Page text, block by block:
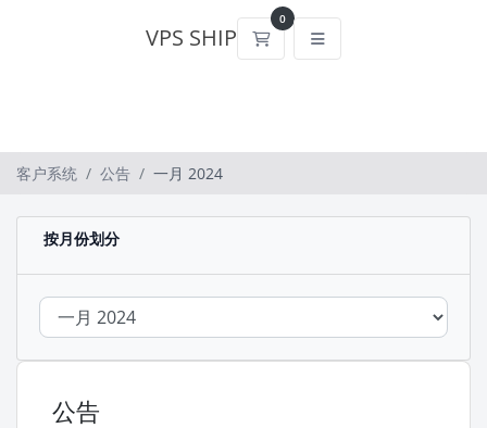
VPS SHIP
0
购物车
客户系统 公告 一月 2024
按月份划分
公告